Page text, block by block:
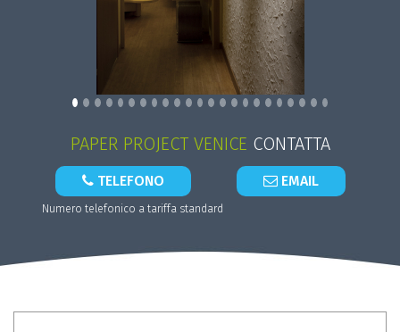
PAPER PROJECT VENICE CONTATTA
TELEFONO
Numero telefonico a tariffa standard
EMAIL